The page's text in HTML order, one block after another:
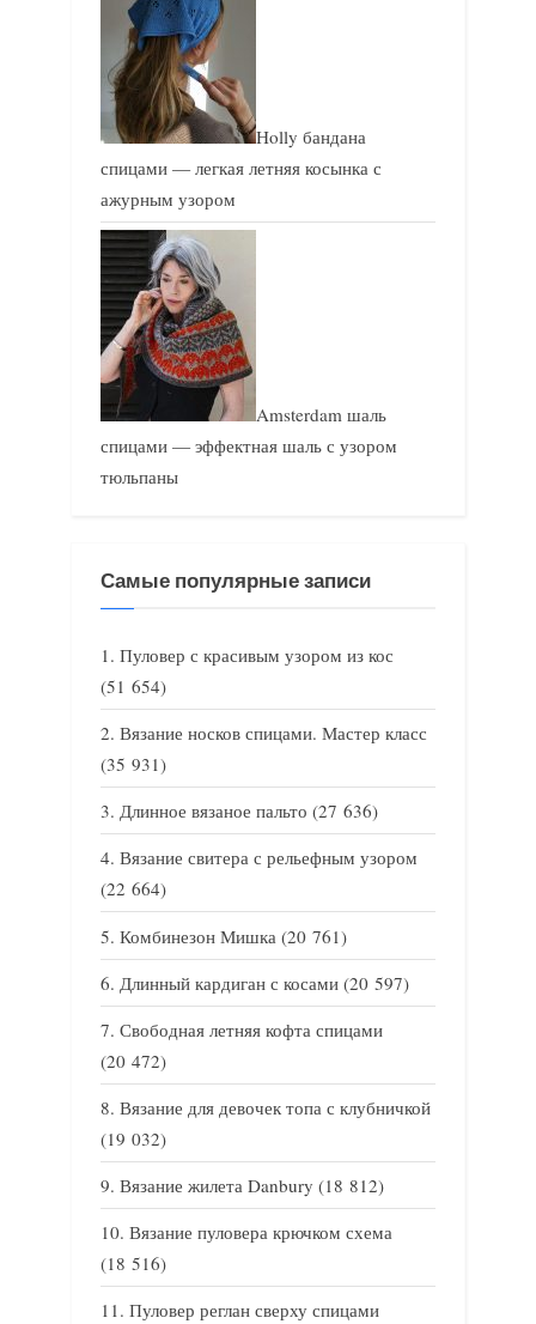
Holly бандана
спицами — легкая летняя косынка с
ажурным узором
Amsterdam шаль
спицами — эффектная шаль с узором
тюльпаны
Самые популярные записи
Пуловер с красивым узором из кос
(51 654)
Вязание носков спицами. Мастер класс
(35 931)
Длинное вязаное пальто (27 636)
Вязание свитера с рельефным узором
(22 664)
Комбинезон Мишка (20 761)
Длинный кардиган с косами (20 597)
Свободная летняя кофта спицами
(20 472)
Вязание для девочек топа с клубничкой
(19 032)
Вязание жилета Danbury (18 812)
Вязание пуловера крючком схема
(18 516)
Пуловер реглан сверху спицами